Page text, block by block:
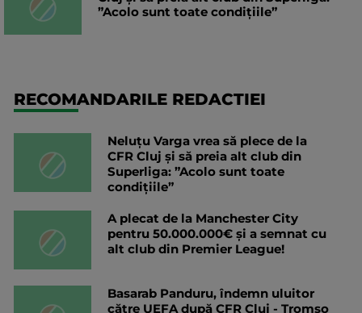
”Acolo sunt toate condițiile”
RECOMANDARILE REDACTIEI
Neluțu Varga vrea să plece de la
CFR Cluj și să preia alt club din
Superliga: ”Acolo sunt toate
condițiile”
A plecat de la Manchester City
pentru 50.000.000€ și a semnat cu
alt club din Premier League!
Basarab Panduru, îndemn uluitor
către UEFA după CFR Cluj - Tromso